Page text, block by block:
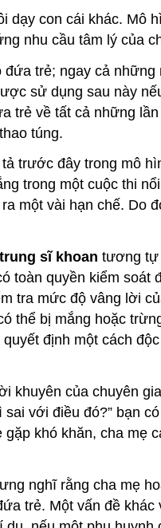
dạy con cái khác.
nhu cầu tâm lý của
trẻ; ngay cả
sử dụng sau này
trẻ về tất cả những
túng.
trước đây trong mô
trong một cuộc thi
một vài hạn chế.
sĩ khoan tương tự
toàn quyền kiểm
tra mức độ vâng lời
thể bị mắng hoặc
định một cách
khuyên của chuyên
với điều đó?” bạn
khó khăn, cha
nghĩ rằng cha mẹ
trẻ. Một vấn đề